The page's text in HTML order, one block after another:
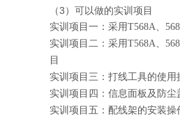
（3）可以做的实训项目
实训项目一：采用T568A、
实训项目二：采用T568A、
目
实训项目三：打线工具的使用
实训项目四：信息面板及防尘
实训项目五：配线架的安装操